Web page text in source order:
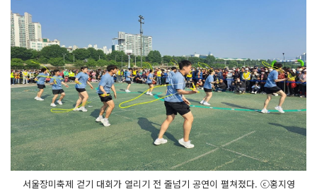
서울장미축제 걷기 대회가 열리기 전 줄넘기 공연이 펼쳐졌다. ⓒ홍지영